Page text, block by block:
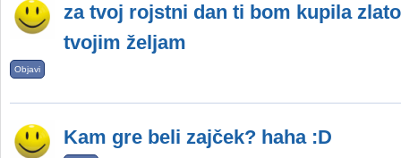
za tvoj rojstni dan ti bom kupila
tvojim željam
Objavi
Kam gre beli zajček? haha :D